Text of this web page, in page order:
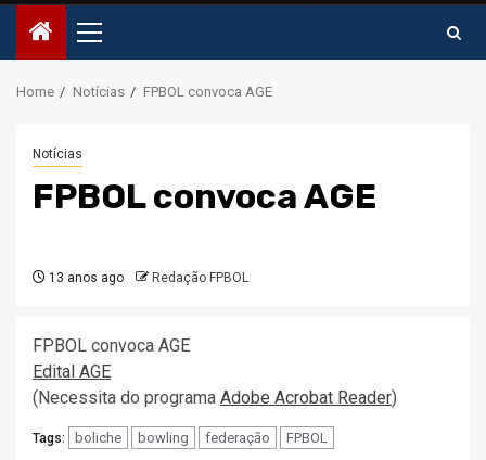
Primary
Menu
Home Notícias FPBOL convoca AGE
Notícias
FPBOL convoca AGE
13 anos ago Redação FPBOL
FPBOL convoca AGE
Edital AGE
(Necessita do programa Adobe Acrobat Reader)
Tags: boliche bowling federação FPBOL